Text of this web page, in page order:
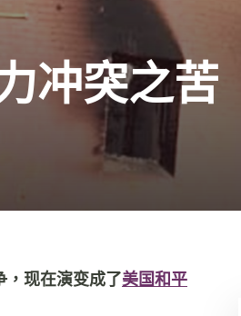
冲突之苦
，现在演变成了美国和平